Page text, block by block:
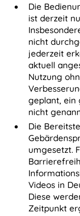
Die
ist derzeit
nicht
jederzeit
aktuell
Nutzung
geplant, ein
nicht
Die
umgesetzt.
Videos in
Diese
Zeitpunkt